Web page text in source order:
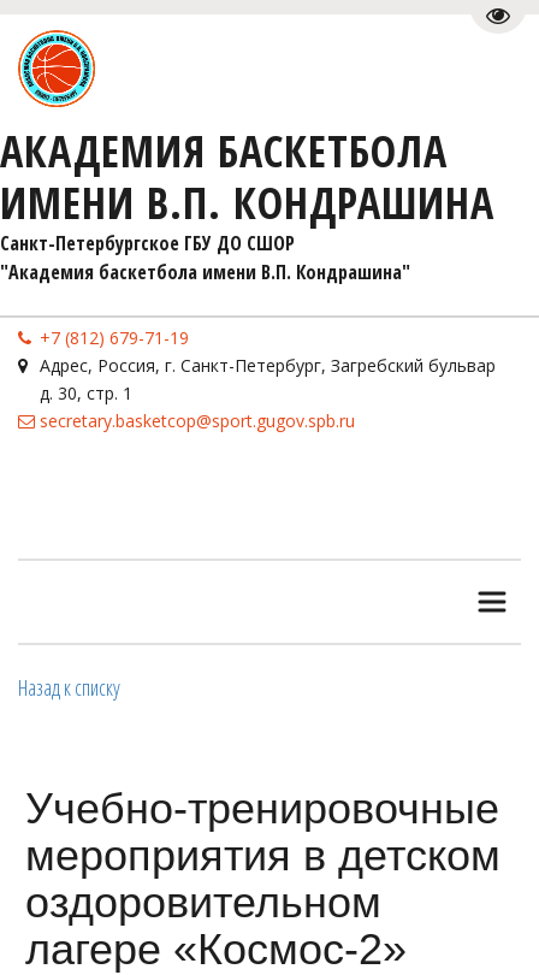
АКАДЕМИЯ БАСКЕТБОЛА
ИМЕНИ В.П. КОНДРАШИНА
Санкт-Петербургское ГБУ ДО СШОР
"Академия баскетбола имени В.П. Кондрашина"
+7 (812) 679-71-19
Адрес, Россия, г. Санкт-Петербург, Загребский бульвар
д. 30, стр. 1
secretary.basketcop@sport.gugov.spb.ru
Назад к списку
Учебно-тренировочные
мероприятия в детском
оздоровительном
лагере «Космос-2»